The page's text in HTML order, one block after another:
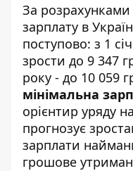
За розрахунками
зарплату в
поступово: з 1
зрости до 9 347
року - до 10 059
мінімальна
орієнтир уряду
прогнозує
зарплати
грошове